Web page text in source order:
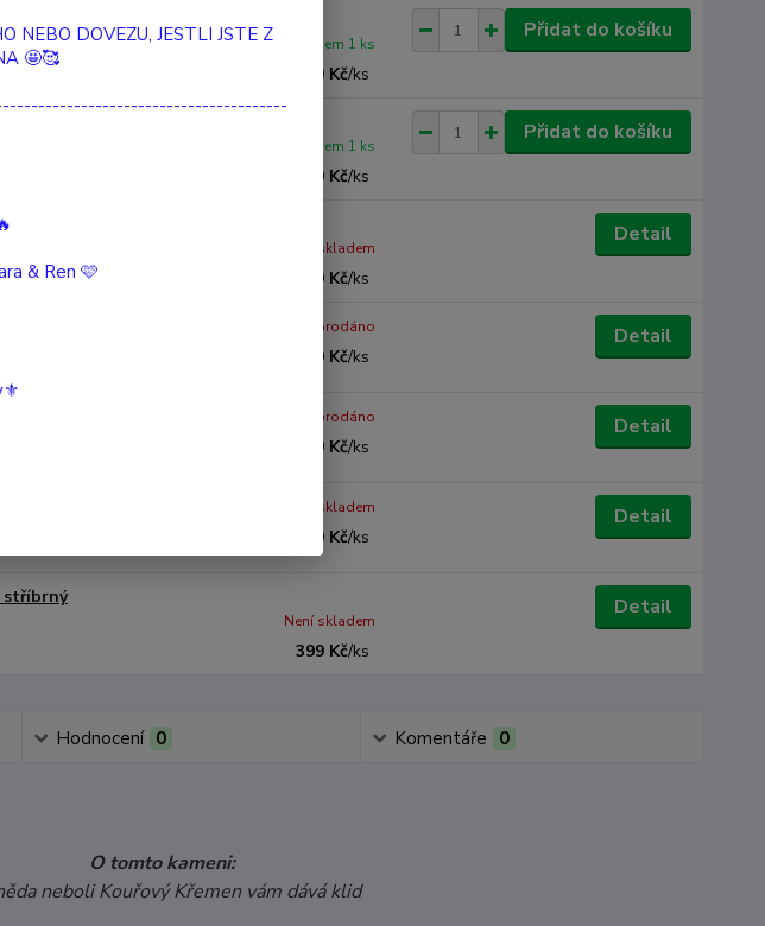
399 Kč/ks
Skladem 1 ks
Přidat do košíku
399 Kč/ks
Skladem 1 ks
Přidat do košíku
399 Kč/ks
Není skladem
Detail
399 Kč/ks
Vyprodáno Detail
399 Kč/ks
Vyprodáno Detail
399 Kč/ks
Není skladem Detail
stříbrný
399 Kč/ks
Není skladem
Detail
Hodnocení 0 Komentáře 0
O tomto kameni:
neboli Kouřový Křemen vám dává klid
NEBO DOVEZU, JESTLI JSTE Z
🤩🥰
& Ren 🩷